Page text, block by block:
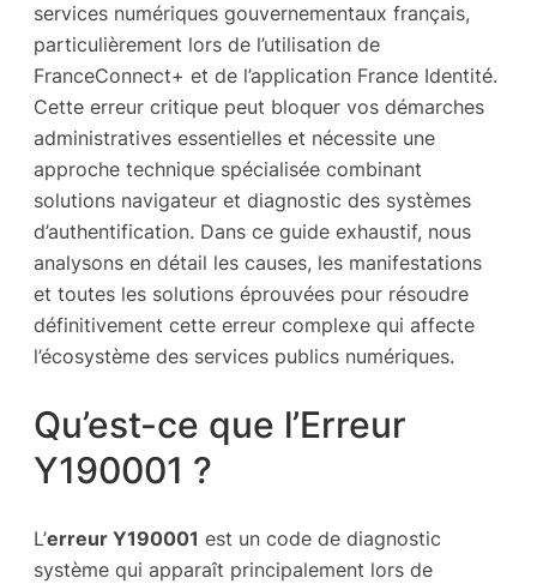
services numériques gouvernementaux français,
particulièrement lors de l’utilisation de
FranceConnect+ et de l’application France Identité.
Cette erreur critique peut bloquer vos démarches
administratives essentielles et nécessite une
approche technique spécialisée combinant
solutions navigateur et diagnostic des systèmes
d’authentification. Dans ce guide exhaustif, nous
analysons en détail les causes, les manifestations
et toutes les solutions éprouvées pour résoudre
définitivement cette erreur complexe qui affecte
l’écosystème des services publics numériques.
Qu’est-ce que l’Erreur
Y190001 ?
L’erreur Y190001 est un code de diagnostic
système qui apparaît principalement lors de